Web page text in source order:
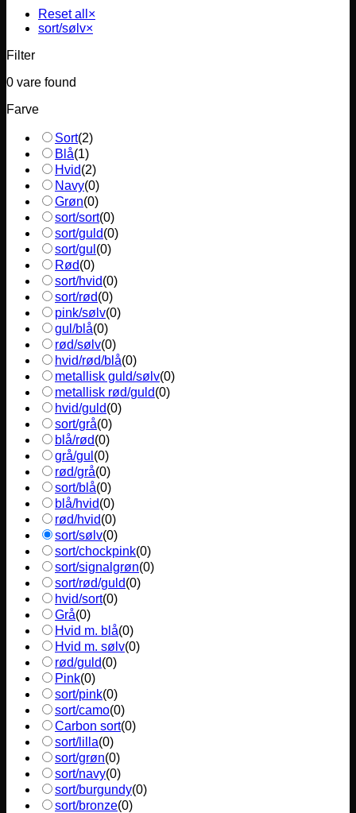
Reset all ×
sort/sølv×
Filter
0 vare found
Farve
Sort(2)
Blå(1)
Hvid(2)
Navy(0)
Grøn(0)
sort/sort(0)
sort/guld(0)
sort/gul (0)
Rød(0)
sort/hvid(0)
sort/rød(0)
pink/sølv(0)
gul/blå(0)
rød/sølv(0)
hvid/rød/blå(0)
metallisk guld/sølv(0)
metallisk rød/guld(0)
hvid/guld(0)
sort/grå(0)
blå/rød(0)
grå/gul (0)
rød/grå(0)
sort/blå(0)
blå/hvid(0)
rød/hvid(0)
sort/sølv(0)
sort/chockpink(0)
sort/signalgrøn(0)
sort/rød/guld(0)
hvid/sort(0)
Grå(0)
Hvid m. blå(0)
Hvid m. sølv(0)
rød/guld(0)
Pink(0)
sort/pink(0)
sort/camo(0)
Carbon sort(0)
sort/lilla(0)
sort/grøn(0)
sort/navy(0)
sort/burgundy(0)
sort/bronze(0)